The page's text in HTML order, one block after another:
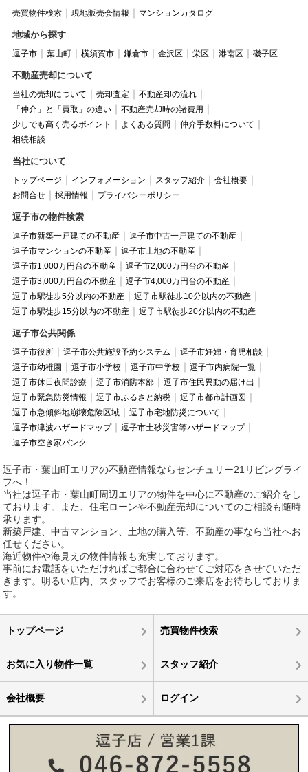
売買物件検索 現地販売会情報 マンションカタログ
地域から探す
逗子市 葉山町 横須賀市 鎌倉市 金沢区 栄区 港南区 磯子区
不動産売却について
当社の売却について 売却査定
不動産却の流れ
「仲介」と「買取」の違い
不動産売却時の諸費用
少しでも高く売るポイント
よくある質問
仲介手数料について
相続相談
当社について
トップページ インフォメーション スタッフ紹介
会社概要
お問合せ
採用情報 プライバシーポリシー
逗子市の物件検索
逗子市新築一戸建ての不動産
逗子市中古一戸建ての不動産
逗子市マンションの不動産
逗子市土地の不動産
逗子市1,000万円台の不動産
逗子市2,000万円台の不動産
逗子市3,000万円台の不動産
逗子市4,000万円台の不動産
逗子市駅徒歩5分以内の不動産
逗子市駅徒歩10分以内の不動産
逗子市駅徒歩15分以内の不動産
逗子市駅徒歩20分以内の不動産
逗子市公共関係
逗子市役所 逗子市公共施設予約システム
逗子市妊婦・育児相談
逗子市幼稚園
逗子市小学校 逗子市中学校
逗子市内病院一覧
逗子市休日夜間診療
逗子市消防本部
逗子市住民異動の届け出
逗子市緊急防災情報
逗子市ふるさと納税
逗子市都市計画図
逗子市急傾斜地崩壊危険区域
逗子市宅地防災について
逗子市津波ハザードマップ
逗子市土砂災害等ハザードマップ
逗子市空き家バンク
逗子市・葉山町エリアの不動産情報ならセンチュリー21リビングライ
フへ！
当社は逗子市・葉山町周辺エリアの物件を中心に不動産のご紹介をし
ております。また、住宅ローンや不動産売却についてのご相談も随時
承ります。
新築戸建、中古マンション、土地の購入等、不動産の事なら当社へお
任せください。
海近物件や海見えの物件情報も充実しております。
事前にお電話をいただければご都合に合わせてご対応をさせていただ
きます。明るい店内、スタッフでお客様のご来店をお待ちしておりま
す。
トップページ 売買物件検索
お気に入り物件一覧 スタッフ紹介
会社概要 ログイン